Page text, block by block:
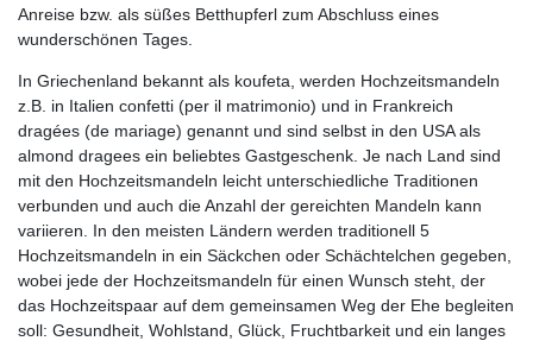
Anreise bzw. als süßes Betthupferl zum Abschluss eines
wunderschönen Tages.
In Griechenland bekannt als koufeta, werden Hochzeitsmandeln
z.B. in Italien confetti (per il matrimonio) und in Frankreich
dragées (de mariage) genannt und sind selbst in den USA als
almond dragees ein beliebtes Gastgeschenk. Je nach Land sind
mit den Hochzeitsmandeln leicht unterschiedliche Traditionen
verbunden und auch die Anzahl der gereichten Mandeln kann
variieren. In den meisten Ländern werden traditionell 5
Hochzeitsmandeln in ein Säckchen oder Schächtelchen gegeben,
wobei jede der Hochzeitsmandeln für einen Wunsch steht, der
das Hochzeitspaar auf dem gemeinsamen Weg der Ehe begleiten
soll: Gesundheit, Wohlstand, Glück, Fruchtbarkeit und ein langes